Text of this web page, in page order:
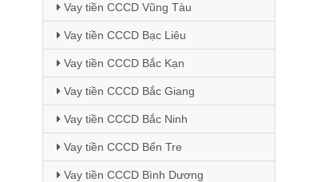
Vay tiền CCCD Vũng Tàu
Vay tiền CCCD Bạc Liêu
Vay tiền CCCD Bắc Kạn
Vay tiền CCCD Bắc Giang
Vay tiền CCCD Bắc Ninh
Vay tiền CCCD Bến Tre
Vay tiền CCCD Bình Dương